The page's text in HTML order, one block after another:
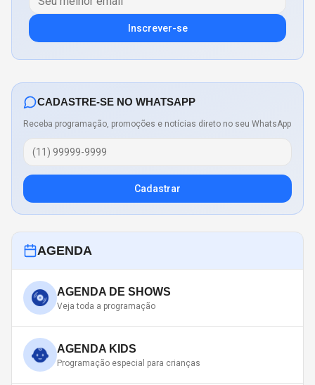
Inscrever-se
CADASTRE-SE NO WHATSAPP
Receba programação, promoções e notícias direto no seu WhatsApp
Cadastrar
AGENDA
AGENDA DE SHOWS
Veja toda a programação
AGENDA KIDS
Programação especial para crianças